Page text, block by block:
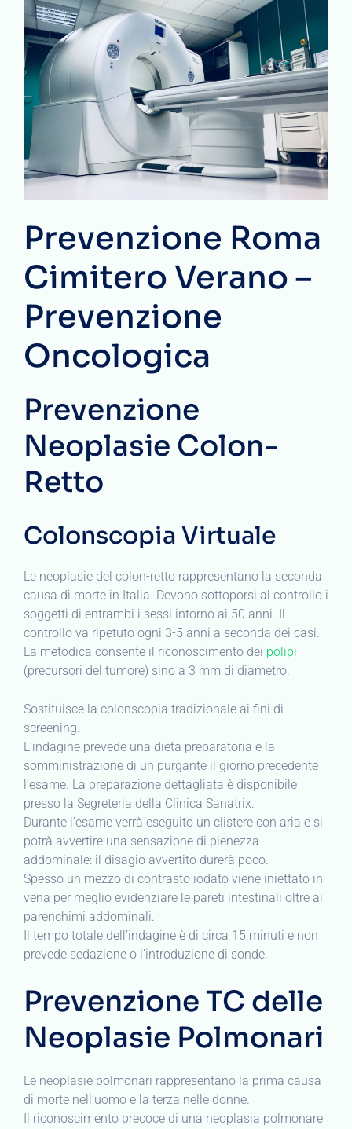
Prevenzione Roma
Cimitero Verano –
Prevenzione
Oncologica
Prevenzione
Neoplasie Colon-
Retto
Colonscopia Virtuale
Le neoplasie del colon-retto rappresentano la seconda
causa di morte in Italia. Devono sottoporsi al controllo i
soggetti di entrambi i sessi intorno ai 50 anni. Il
controllo va ripetuto ogni 3-5 anni a seconda dei casi.
La metodica consente il riconoscimento dei polipi
(precursori del tumore) sino a 3 mm di diametro.
Sostituisce la colonscopia tradizionale ai fini di
screening.
L’indagine prevede una dieta preparatoria e la
somministrazione di un purgante il giorno precedente
l’esame. La preparazione dettagliata è disponibile
presso la Segreteria della Clinica Sanatrix.
Durante l’esame verrà eseguito un clistere con aria e si
potrà avvertire una sensazione di pienezza
addominale: il disagio avvertito durerà poco.
Spesso un mezzo di contrasto iodato viene iniettato in
vena per meglio evidenziare le pareti intestinali oltre ai
parenchimi addominali.
Il tempo totale dell’indagine è di circa 15 minuti e non
prevede sedazione o l’introduzione di sonde.
Prevenzione TC delle
Neoplasie Polmonari
Le neoplasie polmonari rappresentano la prima causa
di morte nell’uomo e la terza nelle donne.
Il riconoscimento precoce di una neoplasia polmonare